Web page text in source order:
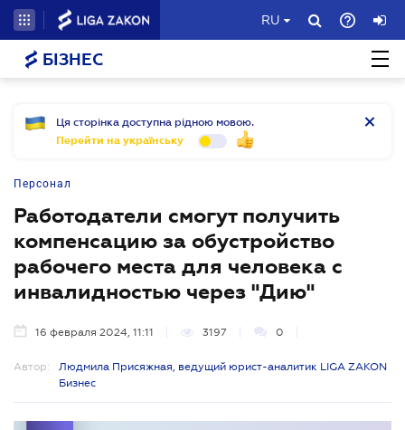
RU
БІЗНЕС
Ця сторінка доступна рідною мовою.
Перейти на українську
Персонал
Работодатели смогут получить
компенсацию за обустройство
рабочего места для человека с
инвалидностью через "Дию"
16 февраля 2024, 11:11 3197 0
Автор:
Людмила Присяжная, ведущий юрист-аналитик LIGA ZAKON
Бизнес